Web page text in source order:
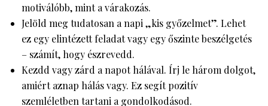
motiválóbb, mint a várakozás.
Jelöld meg tudatosan a napi „kis győzelmet”. Lehet
ez egy elintézett feladat vagy egy őszinte beszélgetés
– számít, hogy észrevedd.
Kezdd vagy zárd a napot hálával. Írj le három dolgot,
amiért aznap hálás vagy. Ez segít pozitív
szemléletben tartani a gondolkodásod.